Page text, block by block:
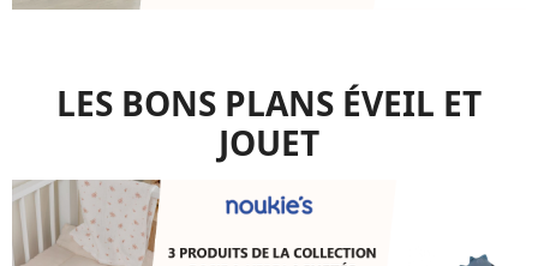
LES BONS PLANS ÉVEIL ET
JOUET